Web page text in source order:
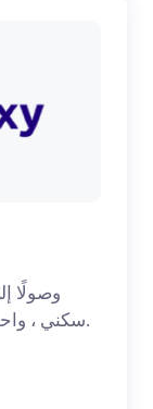
عنوان IP سكني ، واحدة من أفضل الوكلاء السكنية.